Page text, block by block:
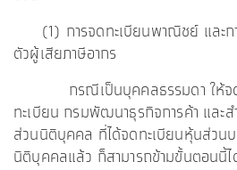
(1) การจดทะเบียนพาณิชย์ และกา
ตัวผู้เสียภาษีอากร
กรณีเป็นบุคคลธรรมดา ให้จด
ทะเบียน กรมพัฒนาธุรกิจการค้า และ
ส่วนนิติบุคคล ที่ได้จดทะเบียนหุ้นส่วน
นิติบุคคลแล้ว ก็สามารถข้ามขั้นตอนนี้ไ